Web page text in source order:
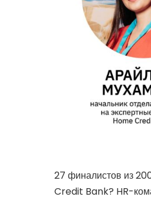
27 финалистов из
Credit Bank? HR-